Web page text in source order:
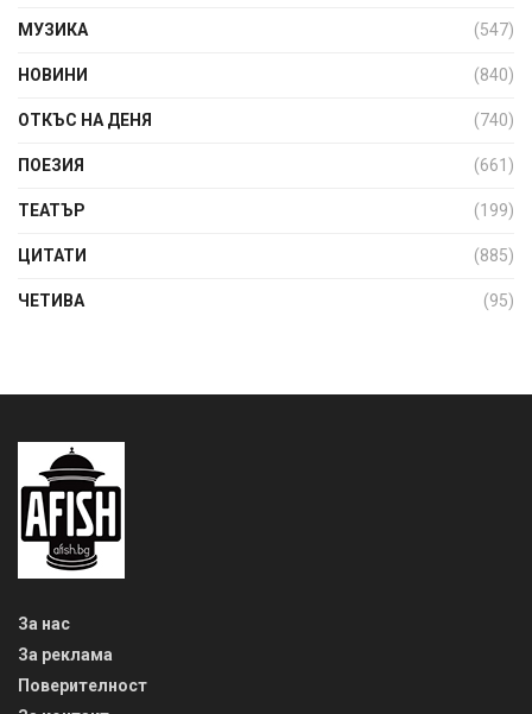
МУЗИКА (547)
НОВИНИ (840)
ОТКЪС НА ДЕНЯ (740)
ПОЕЗИЯ (661)
ТЕАТЪР (199)
ЦИТАТИ (885)
ЧЕТИВА (95)
За нас
За реклама
Поверителност